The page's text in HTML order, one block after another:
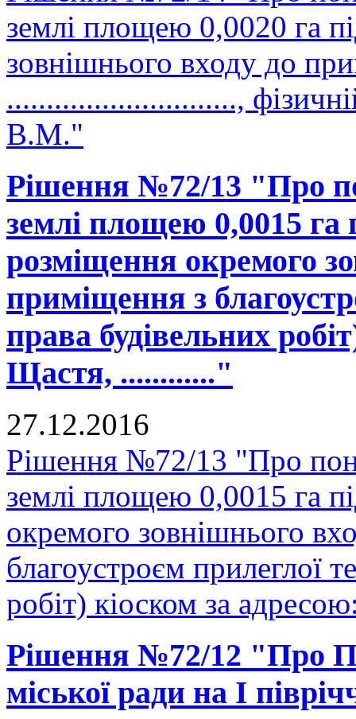
землі площею 0,0020 га
зовнішнього входу до
.............................,
В.М."
Рішення №72/13 "Про
землі площею 0,0015 га
розміщення окремого
приміщення з
права будівельних
Щастя, ............"
27.12.2016
Рішення №72/13 "Про
землі площею 0,0015 га
окремого зовнішнього
благоустроєм прилеглої
робіт) кіоском за
Рішення №72/12 "Про
міської ради на I